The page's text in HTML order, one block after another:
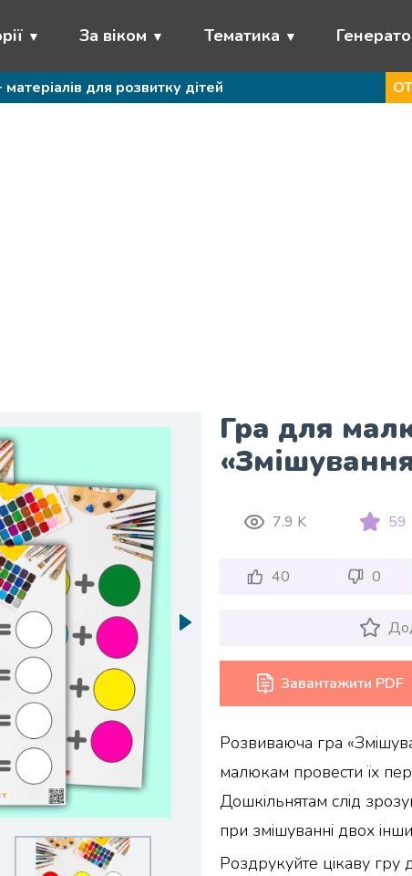
За віком Тематика
для розвитку дітей
Гра для
7.9 K 59
40 0
Завантажити PDF
Розвиваюча гра
малюкам провести їх
Дошкільнятам слід
при змішуванні двох
Роздрукуйте цікаву гру